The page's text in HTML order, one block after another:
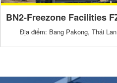
Địa điểm: Bang Pakong, Thái Lan